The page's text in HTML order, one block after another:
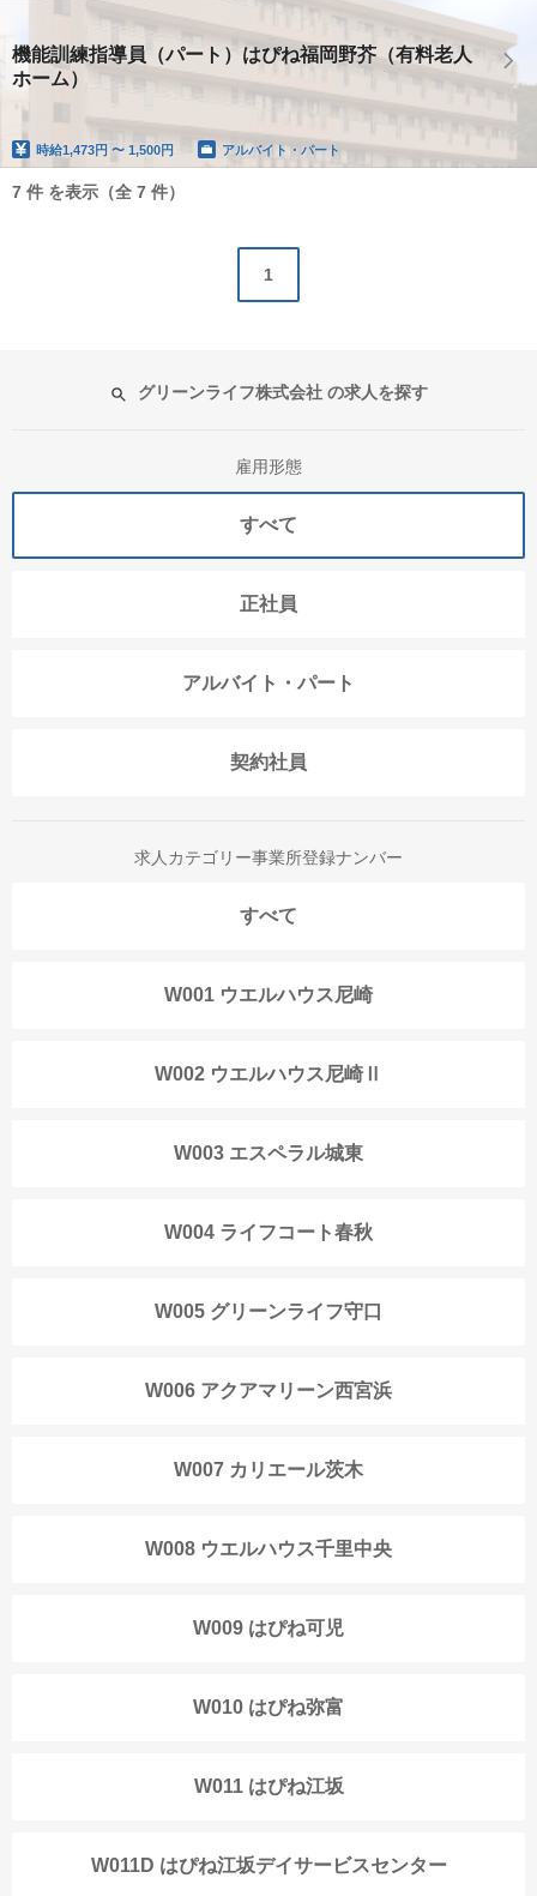
機能訓練指導員（パート）はぴね福岡野芥（有料老人
ホーム）
時給1,473円 〜 1,500円 アルバイト・パート
7 件 を表示（全 7 件）
1
グリーンライフ株式会社 の求人を探す
雇用形態
すべて
正社員
アルバイト・パート
契約社員
求人カテゴリー事業所登録ナンバー
すべて
W001 ウエルハウス尼崎
W002 ウエルハウス尼崎Ⅱ
W003 エスペラル城東
W004 ライフコート春秋
W005 グリーンライフ守口
W006 アクアマリーン西宮浜
W007 カリエール茨木
W008 ウエルハウス千里中央
W009 はぴね可児
W010 はぴね弥富
W011 はぴね江坂
W011D はぴね江坂デイサービスセンター